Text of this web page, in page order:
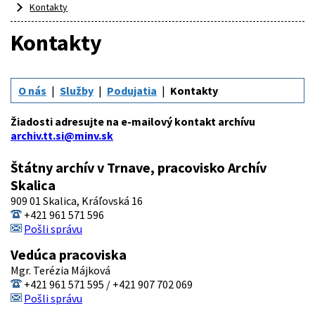
Kontakty
Kontakty
O nás Služby Podujatia Kontakty
Žiadosti adresujte na e-mailový kontakt archívu
archiv.tt.si@minv.sk
Štátny archív v Trnave, pracovisko Archív
Skalica
909 01 Skalica, Kráľovská 16
+421 961 571 596
Pošli správu
Vedúca pracoviska
Mgr. Terézia Májková
+421 961 571 595 / +421 907 702 069
Pošli správu